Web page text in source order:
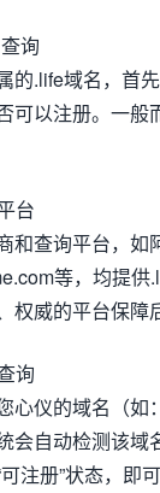
询
的.life域名，首
可以注册。一般
台
和查询平台，如
等，均提供
权威的平台保障
询
仪的域名（如：
会自动检测该域
注册”状态，即